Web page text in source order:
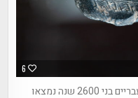
6
חותם אבן וטביעת חותם נושאי שמות עבריים בני 2600 שנה נמצאו